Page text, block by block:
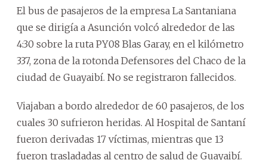
El bus de pasajeros de la empresa La Santaniana
que se dirigía a Asunción volcó alrededor de las
4:30 sobre la ruta PY08 Blas Garay, en el kilómetro
337, zona de la rotonda Defensores del Chaco de la
ciudad de Guayaibí. No se registraron fallecidos.
Viajaban a bordo alrededor de 60 pasajeros, de los
cuales 30 sufrieron heridas. Al Hospital de Santaní
fueron derivadas 17 víctimas, mientras que 13
fueron trasladadas al centro de salud de Guayaibí.